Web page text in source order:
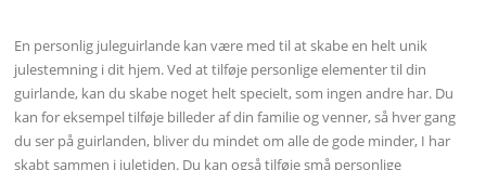
En personlig juleguirlande kan være med til at skabe en helt unik
julestemning i dit hjem. Ved at tilføje personlige elementer til din
guirlande, kan du skabe noget helt specielt, som ingen andre har. Du
kan for eksempel tilføje billeder af din familie og venner, så hver gang
du ser på guirlanden, bliver du mindet om alle de gode minder, I har
skabt sammen i juletiden. Du kan også tilføje små personlige